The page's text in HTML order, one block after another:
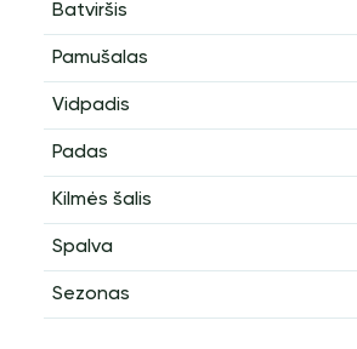
Batviršis
Pamušalas
Vidpadis
Padas
Kilmės šalis
Spalva
Sezonas